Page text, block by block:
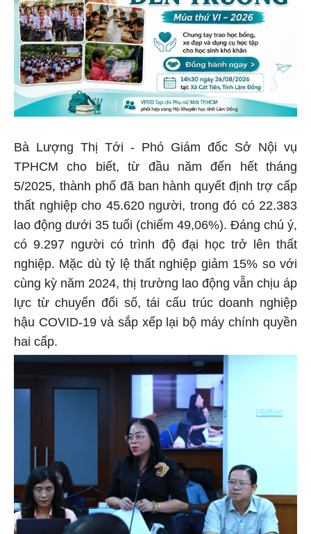
Bà Lượng Thị Tới - Phó Giám đốc Sở Nội vụ
TPHCM cho biết, từ đầu năm đến hết tháng
5/2025, thành phố đã ban hành quyết định trợ cấp
thất nghiệp cho 45.620 người, trong đó có 22.383
lao động dưới 35 tuổi (chiếm 49,06%). Đáng chú ý,
có 9.297 người có trình độ đại học trở lên thất
nghiệp. Mặc dù tỷ lệ thất nghiệp giảm 15% so với
cùng kỳ năm 2024, thị trường lao động vẫn chịu áp
lực từ chuyển đổi số, tái cấu trúc doanh nghiệp
hậu COVID-19 và sắp xếp lại bộ máy chính quyền
hai cấp.